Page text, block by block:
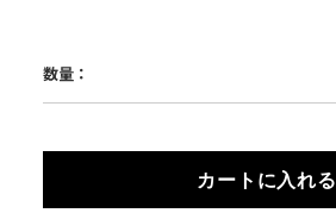
数量：
カートに入れる